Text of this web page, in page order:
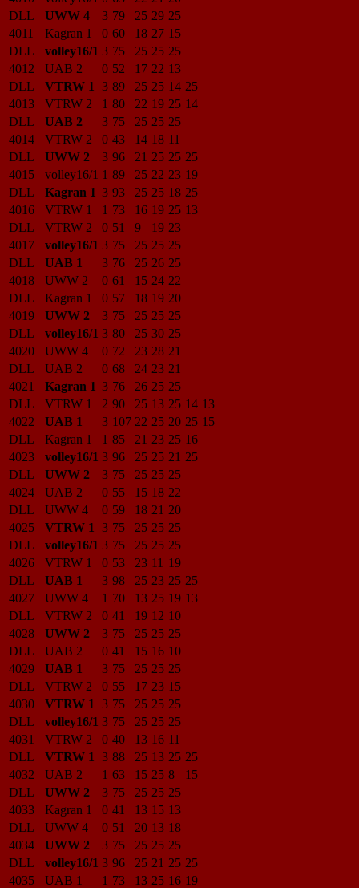
DLL
UWW 4 3 79 25 29 25
4011
Kagran 1 0 60 18 27 15
DLL
volley16/1 3 75 25 25 25
4012
UAB 2 0 52 17 22 13
DLL
VTRW 1 3 89 25 25 14 25
4013
VTRW 2 1 80 22 19 25 14
DLL
UAB 2 3 75 25 25 25
4014
VTRW 2 0 43 14 18 11
DLL
UWW 2 3 96 21 25 25 25
4015
volley16/1 1 89 25 22 23 19
DLL
Kagran 1 3 93 25 25 18 25
4016
VTRW 1 1 73 16 19 25 13
DLL
VTRW 2 0 51 9 19 23
4017
volley16/1 3 75 25 25 25
DLL
UAB 1 3 76 25 26 25
4018
UWW 2 0 61 15 24 22
DLL
Kagran 1 0 57 18 19 20
4019
UWW 2 3 75 25 25 25
DLL
volley16/1 3 80 25 30 25
4020
UWW 4 0 72 23 28 21
DLL
UAB 2 0 68 24 23 21
4021
Kagran 1 3 76 26 25 25
DLL
VTRW 1 2 90 25 13 25 14 13
4022
UAB 1 3 107 22 25 20 25 15
DLL
Kagran 1 1 85 21 23 25 16
4023
volley16/1 3 96 25 25 21 25
DLL
UWW 2 3 75 25 25 25
4024
UAB 2 0 55 15 18 22
DLL
UWW 4 0 59 18 21 20
4025
VTRW 1 3 75 25 25 25
DLL
volley16/1 3 75 25 25 25
4026
VTRW 1 0 53 23 11 19
DLL
UAB 1 3 98 25 23 25 25
4027
UWW 4 1 70 13 25 19 13
DLL
VTRW 2 0 41 19 12 10
4028
UWW 2 3 75 25 25 25
DLL
UAB 2 0 41 15 16 10
4029
UAB 1 3 75 25 25 25
DLL
VTRW 2 0 55 17 23 15
4030
VTRW 1 3 75 25 25 25
DLL
volley16/1 3 75 25 25 25
4031
VTRW 2 0 40 13 16 11
DLL
VTRW 1 3 88 25 13 25 25
4032
UAB 2 1 63 15 25 8
15
DLL
UWW 2 3 75 25 25 25
4033
Kagran 1 0 41 13 15 13
DLL
UWW 4 0 51 20 13 18
4034
UWW 2 3 75 25 25 25
DLL
volley16/1 3 96 25 21 25 25
4035
UAB 1 1 73 13 25 16 19